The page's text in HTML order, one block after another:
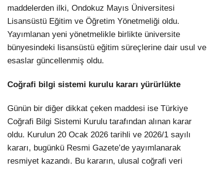
maddelerden ilki, Ondokuz Mayıs Üniversitesi
Lisansüstü Eğitim ve Öğretim Yönetmeliği oldu.
Yayımlanan yeni yönetmelikle birlikte üniversite
bünyesindeki lisansüstü eğitim süreçlerine dair usul ve
esaslar güncellenmiş oldu.
Coğrafi bilgi sistemi kurulu kararı yürürlükte
Günün bir diğer dikkat çeken maddesi ise Türkiye
Coğrafi Bilgi Sistemi Kurulu tarafından alınan karar
oldu. Kurulun 20 Ocak 2026 tarihli ve 2026/1 sayılı
kararı, bugünkü Resmi Gazete’de yayımlanarak
resmiyet kazandı. Bu kararın, ulusal coğrafi veri